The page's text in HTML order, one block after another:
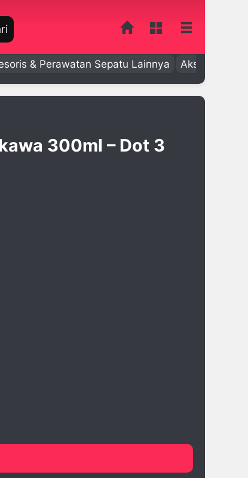
& Perawatan Sepatu Lainnya Aksesoris
300ml – Dot 3